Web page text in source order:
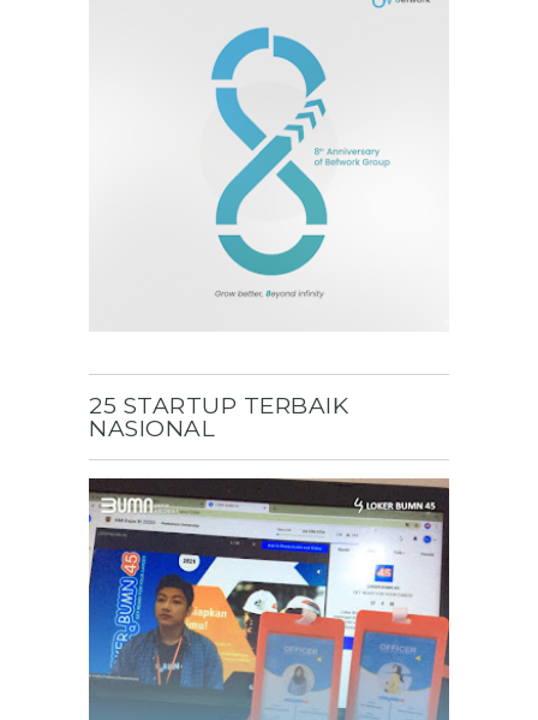
25 STARTUP TERBAIK
NASIONAL